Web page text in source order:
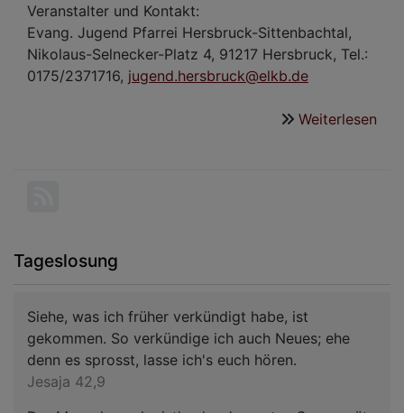
Veranstalter und Kontakt:
Evang. Jugend Pfarrei Hersbruck-Sittenbachtal,
Nikolaus-Selnecker-Platz 4, 91217 Hersbruck, Tel.:
0175/2371716, jugend.hersbruck@elkb.de
Weiterlesen
Tageslosung
Siehe, was ich früher verkündigt habe, ist
gekommen. So verkündige ich auch Neues; ehe
denn es sprosst, lasse ich's euch hören.
Jesaja 42,9